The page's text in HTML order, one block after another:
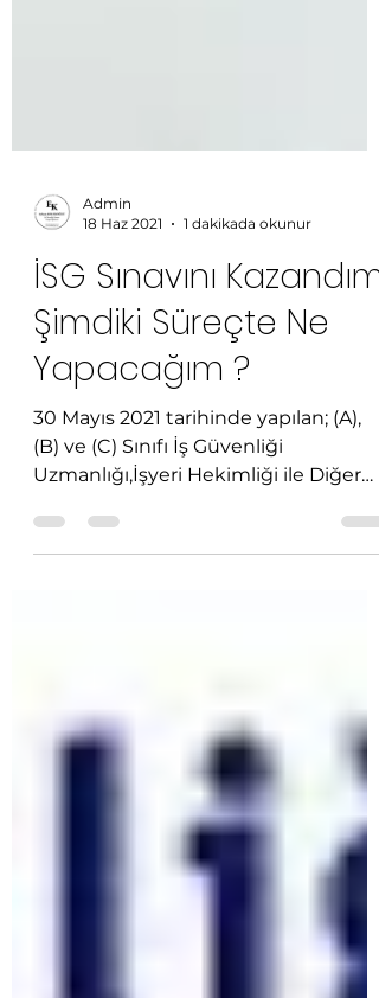
18 Haz 2021
1 dakikada okunur
İSG Sınavını Kazandım
Şimdiki Süreçte Ne
Yapacağım ?
30 Mayıs 2021 tarihinde yapılan; (A),
Uzmanlığı,İşyeri Hekimliği ile Diğer
Sağlık Personeli sınavı...